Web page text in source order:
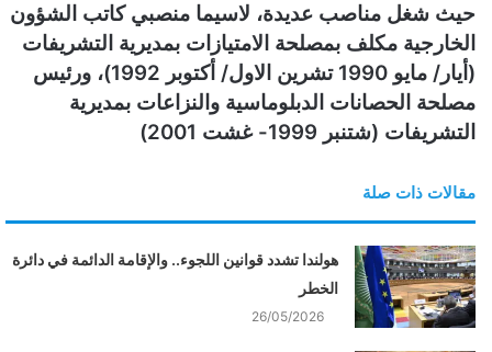
حيث شغل مناصب عديدة، لاسيما منصبي كاتب الشؤون
الخارجية مكلف بمصلحة الامتيازات بمديرية التشريفات
(أيار/ مايو 1990 تشرين الاول/ أكتوبر 1992)، ورئيس
مصلحة الحصانات الدبلوماسية والنزاعات بمديرية
التشريفات (شتنبر 1999- غشت 2001)
مقالات ذات صلة
هولندا تشدد قوانين اللجوء.. والإقامة الدائمة في دائرة
الخطر
26/05/2026